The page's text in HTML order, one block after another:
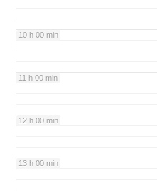
10 h 00 min
11 h 00 min
12 h 00 min
13 h 00 min